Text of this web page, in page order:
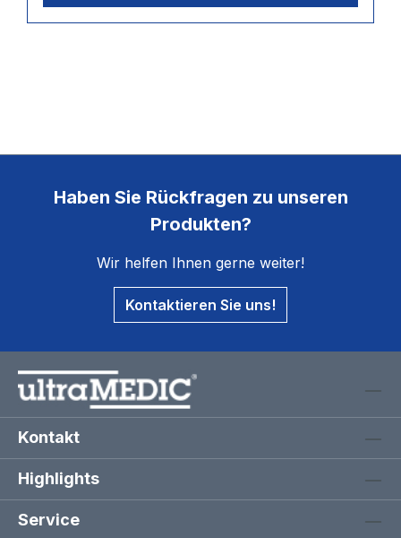
Haben Sie Rückfragen zu unseren
Produkten?
Wir helfen Ihnen gerne weiter!
Kontaktieren Sie uns!
Kontakt
Highlights
Service